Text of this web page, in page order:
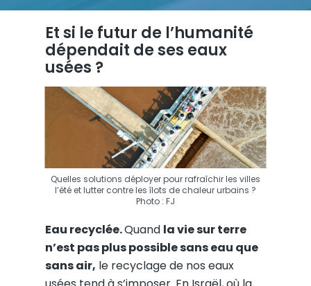
Et si le futur de l’humanité
dépendait de ses eaux
usées ?
Quelles solutions déployer pour rafraîchir les villes
l’été et lutter contre les îlots de chaleur urbains ?
Photo : FJ
Eau recyclée.Quand la vie sur terre
n’est pas plus possible sans eau que
sans air, le recyclage de nos eaux